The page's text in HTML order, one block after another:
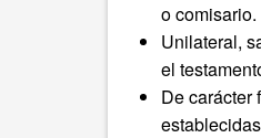
o comisario.
Unilateral,
el
De carácter